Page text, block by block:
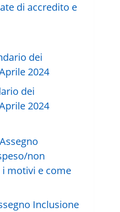
di accredito e
dei
2024
Inclusione